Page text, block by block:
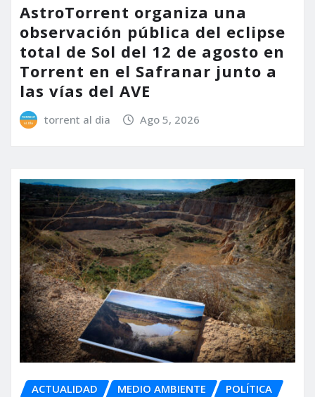
AstroTorrent organiza una
observación pública del eclipse
total de Sol del 12 de agosto en
Torrent en el Safranar junto a
las vías del AVE
torrent al dia Ago 5, 2026
ACTUALIDAD MEDIO AMBIENTE POLÍTICA